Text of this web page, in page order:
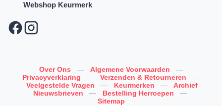
Webshop Keurmerk
Over Ons — Algemene Voorwaarden
—
Privacyverklaring
— Verzenden & Retourneren
—
Veelgestelde Vragen
— Keurmerken —
Archief
Nieuwsbrieven
— Bestelling Herroepen
—
Sitemap